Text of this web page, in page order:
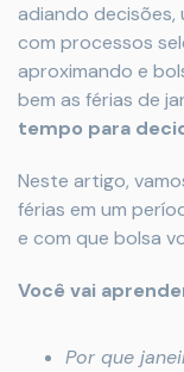
adiando
com processos
aproximando e
bem as férias de
tempo para
Neste artigo,
férias em um
e com que bolsa
Você vai
Por que